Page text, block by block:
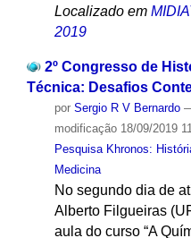
Localizado em
2019
2º Congresso de
Técnica: Desafios
por Sergio R V Bernardo
modificação18/09/2019
Pesquisa Khronos:
Medicina
No segundo dia de
Alberto Filgueiras
aula do curso “A